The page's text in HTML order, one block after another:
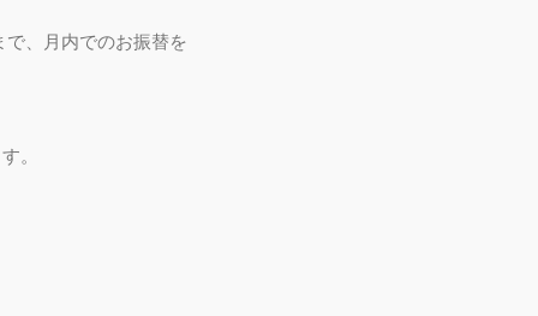
月内でのお振替を
。